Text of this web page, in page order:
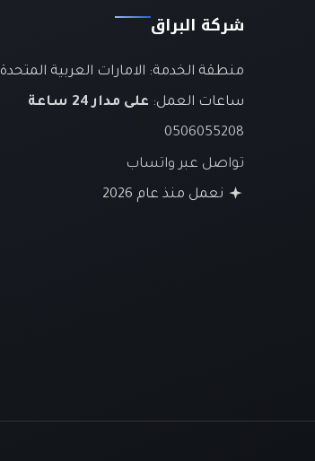
شركة البراق
منطقة الخدمة: الامارات العربية المتحدة
ساعات العمل: على مدار 24 ساعة
0506055208
تواصل عبر واتساب
نعمل منذ عام 2026